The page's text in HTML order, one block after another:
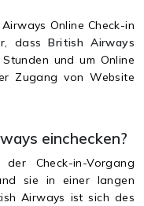
Online Check-in
dassBritish Airways
und um Online
Zugang von Website
einchecken?
Check-in-Vorgang
sie in einer langen
Airways ist sich des